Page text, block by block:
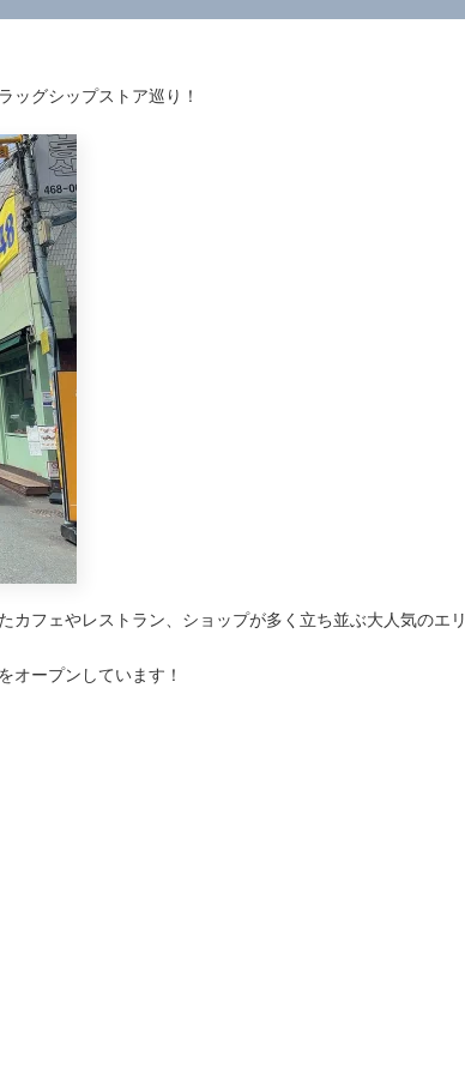
ッグシップストア巡り！
フェやレストラン、ショップが多く立ち並ぶ大人気のエリ
オープンしています！